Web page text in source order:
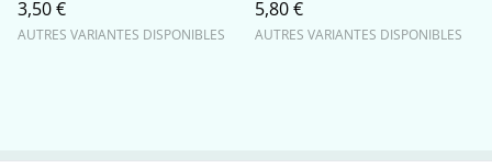
3,50 €
AUTRES VARIANTES DISPONIBLES
5,80 €
AUTRES VARIANTES DISPONIBLES